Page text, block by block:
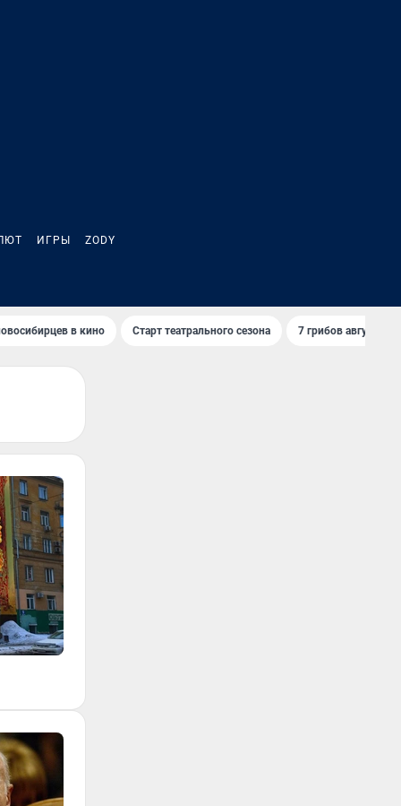
ИГРЫ ZODY
в кино Старт театрального сезона 7 грибов августа